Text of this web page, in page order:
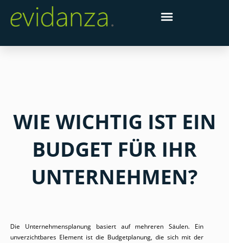
WIE WICHTIG IST EIN
BUDGET FÜR IHR
UNTERNEHMEN?
Die Unternehmensplanung basiert auf mehreren Säulen. Ein
unverzichtbares Element ist die Budgetplanung, die sich mit der